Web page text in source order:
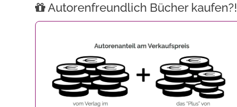
Autorenfreundlich Bücher kaufen?!